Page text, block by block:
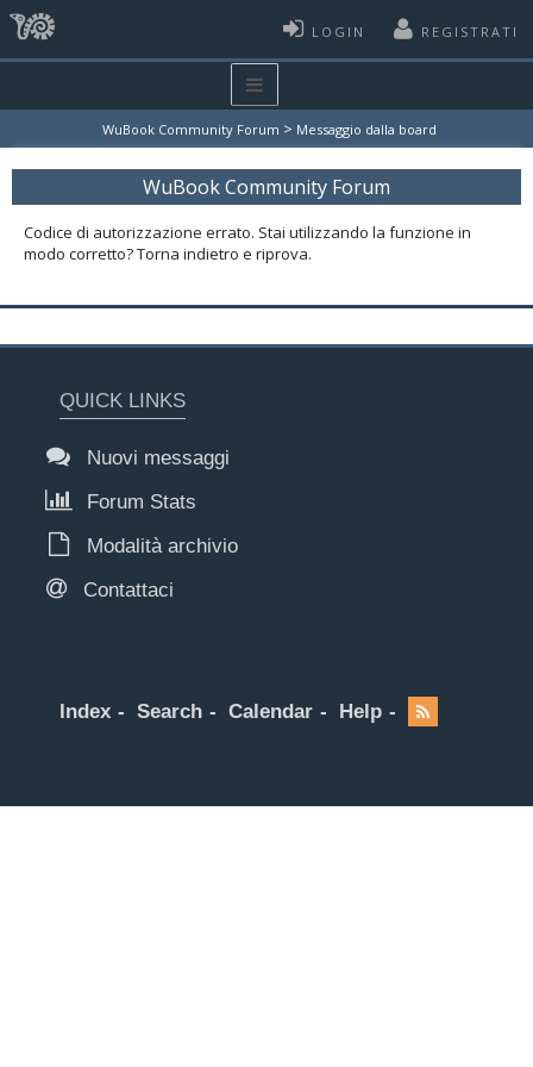
LOGIN REGISTRATI
WuBook Community Forum > Messaggio dalla board
WuBook Community Forum
Codice di autorizzazione errato. Stai utilizzando la funzione in
modo corretto? Torna indietro e riprova.
QUICK LINKS
Nuovi messaggi
Forum Stats
Modalità archivio
Contattaci
Index Search Calendar Help